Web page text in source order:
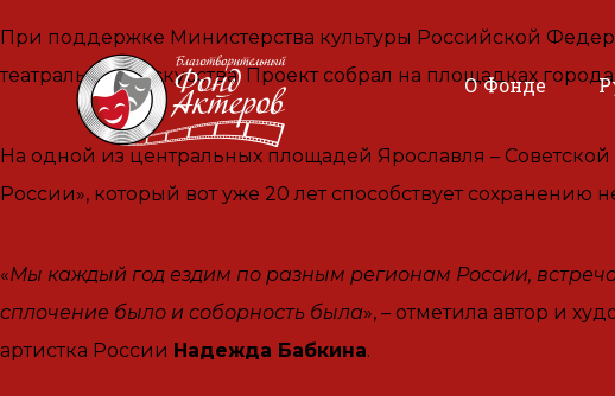
О Фонде
При поддержке Министерства культуры Российской
театрального искусства. Проект собрал на площадках
На одной из центральных площадей Ярославля –
России», который вот уже 20 лет способствует сохранению
«Мы каждый год ездим по разным регионам России,
сплочение было и соборность была», – отметила автор и
артистка России Надежда Бабкина.